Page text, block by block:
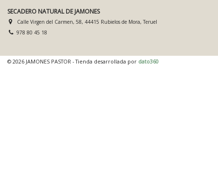
SECADERO NATURAL DE JAMONES
Calle Virgen del Carmen, 58, 44415 Rubielos de Mora, Teruel
978 80 45 18
© 2026 JAMONES PASTOR - Tienda desarrollada por dato360